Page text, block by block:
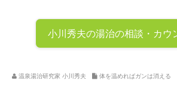
小川秀夫の湯治の相談・カウ
温泉湯治研究家 小川秀夫 体を温めればガンは消える